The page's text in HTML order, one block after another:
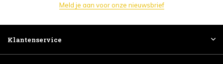
Meld je aan voor onze nieuwsbrief
Klantenservice